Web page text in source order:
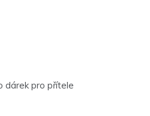
dárek pro přítele